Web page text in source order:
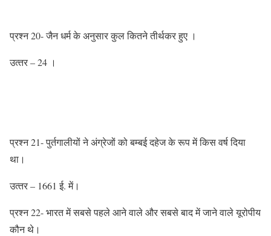
प्रश्‍न 20- जैन धर्म के अनुसार कुल कितने तीर्थकर हुए ।
उत्‍तर – 24 ।
प्रश्‍न 21- पुर्तगालीयों ने अंग्रेजों को बम्‍बई दहेज के रूप में किस वर्ष दिया
था।
उत्‍तर – 1661 ई. में।
प्रश्‍न 22- भारत में सबसे पहले आने वाले और सबसे बाद में जाने वाले यूरोपीय
कौन थे।